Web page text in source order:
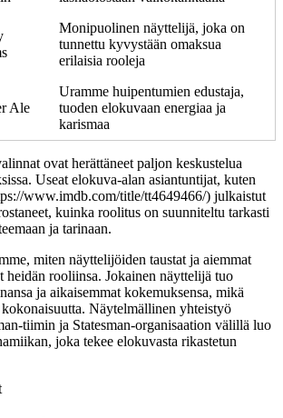
Monipuolinen näyttelijä, joka on
tunnettu kyvystään omaksua
erilaisia rooleja
Ale
Uramme huipentumien edustaja,
tuoden elokuvaan energiaa ja
karismaa
ovat herättäneet paljon keskustelua
Useat elokuva-alan asiantuntijat, kuten
www.imdb.com/title/tt4649466/) julkaistut
kuinka roolitus on suunniteltu tarkasti
ja tarinaan.
miten näyttelijöiden taustat ja aiemmat
heidän rooliinsa. Jokainen näyttelijä tuo
ja aikaisemmat kokemuksensa, mikä
Näytelmällinen yhteistyö
tiimin ja Statesman-organisaation välillä luo
joka tekee elokuvasta rikastetun